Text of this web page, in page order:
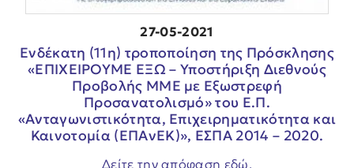
27-05-2021
Ενδέκατη (11η) τροποποίηση της Πρόσκλησης
«ΕΠΙΧΕΙΡΟΥΜΕ ΕΞΩ – Υποστήριξη Διεθνούς
Προβολής ΜΜΕ με Εξωστρεφή
Προσανατολισμό» του Ε.Π.
«Ανταγωνιστικότητα, Επιχειρηματικότητα και
Καινοτομία (ΕΠΑνΕΚ)», ΕΣΠΑ 2014 – 2020.